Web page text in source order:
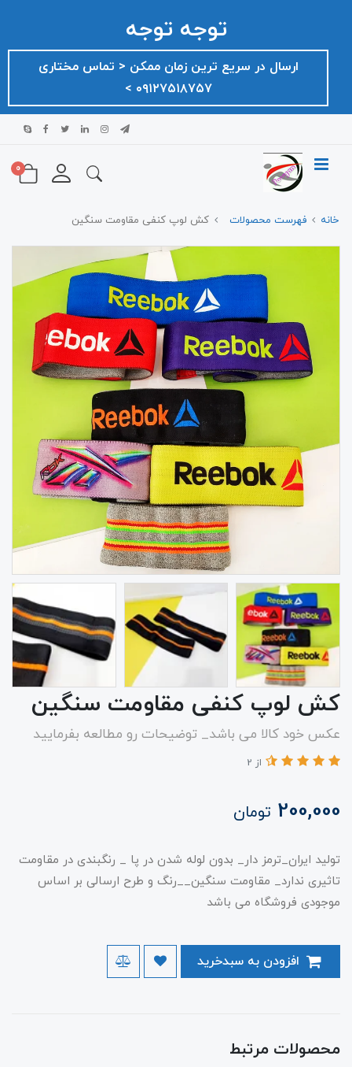
توجه توجه
ارسال در سریع ترین زمان ممکن ‌< تماس مختاری
۰۹۱۲۷۵۱۸۷۵۷ >
0
خانه فهرست محصولات کش لوپ کنفی مقاومت سنگین
کش لوپ کنفی مقاومت سنگین
عکس خود کالا می باشد_ توضیحات رو مطالعه بفرمایید
از 2
200,000 تومان
تولید ایران_ترمز دار_ بدون لوله شدن در پا _ رنگبندی در مقاومت
تاثیری ندارد_ مقاومت سنگین__رنگ و طرح ارسالی بر اساس
موجودی فروشگاه می باشد
محصولات مرتبط